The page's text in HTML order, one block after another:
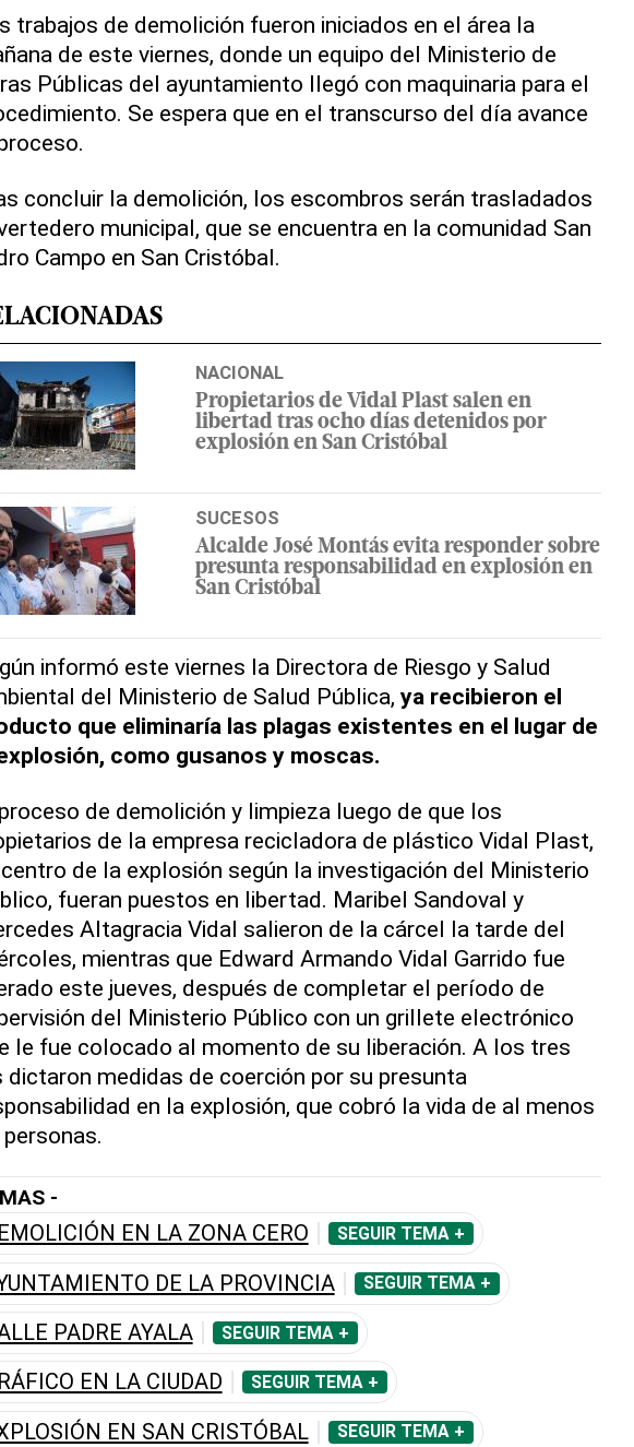
trabajos de demolición fueron iniciados en el área la
de este viernes, donde un equipo del Ministerio de
Públicas del ayuntamiento llegó con maquinaria para el
Se espera que en el transcurso del día avance
concluir la demolición, los escombros serán trasladados
municipal, que se encuentra en la comunidad San
Campo en San Cristóbal.
NACIONAL
Propietarios de Vidal Plast salen en
libertad tras ocho días detenidos por
explosión en San Cristóbal
SUCESOS
Alcalde José Montás evita responder sobre
presunta responsabilidad en explosión en
San Cristóbal
informó este viernes la Directora de Riesgo y Salud
del Ministerio de Salud Pública, ya recibieron el
que eliminaría las plagas existentes en el lugar de
como gusanos y moscas.
de demolición y limpieza luego de que los
de la empresa recicladora de plástico Vidal Plast,
de la explosión según la investigación del Ministerio
fueran puestos en libertad. Maribel Sandoval y
Altagracia Vidal salieron de la cárcel la tarde del
mientras que Edward Armando Vidal Garrido fue
este jueves, después de completar el período de
del Ministerio Público con un grillete electrónico
le fue colocado al momento de su liberación. A los tres
dictaron medidas de coerción por su presunta
en la explosión, que cobró la vida de al menos
-
EN LA ZONA CERO SEGUIR TEMA +
DE LA PROVINCIA SEGUIR TEMA +
PADRE AYALA SEGUIR TEMA +
EN LA CIUDAD SEGUIR TEMA +
EN SAN CRISTÓBAL SEGUIR TEMA +